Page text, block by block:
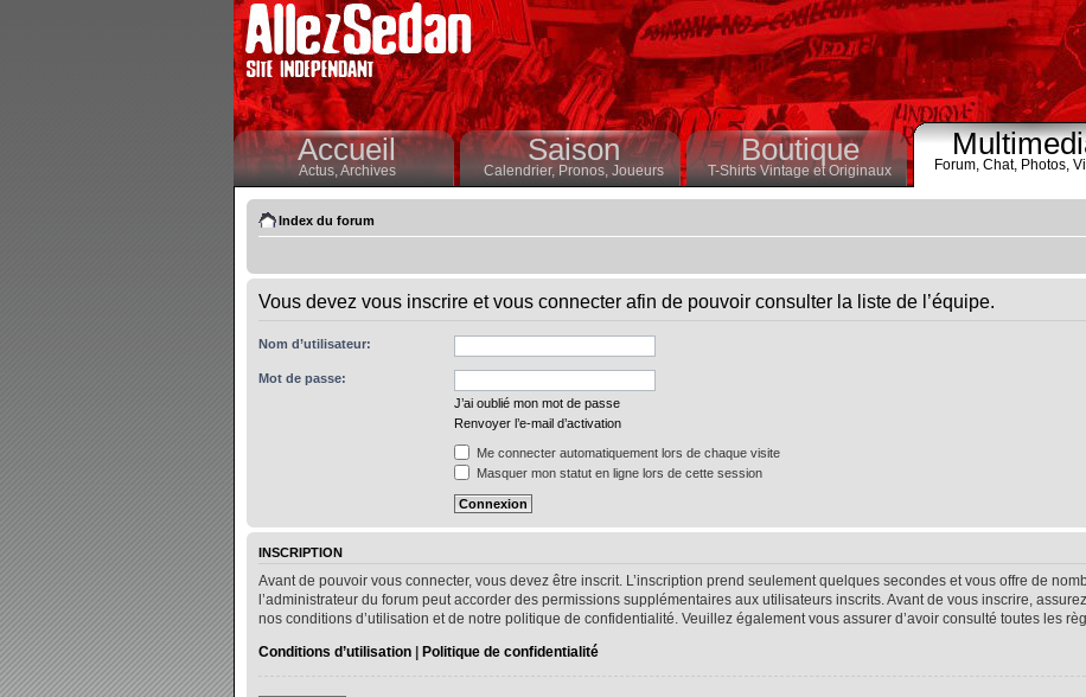
Accueil
Actus,Archives
Saison
Calendrier,Pronos, Joueurs
Boutique
T-Shirts Vintage et Originaux Forum, Chat, Photos,
Index du forum
Vous devez vous inscrire et vous connecter afin de pouvoir consulter la liste de l’équipe.
Nom d’utilisateur:
Mot de passe:
J’ai oublié mon mot de passe
Renvoyer l’e-mail d’activation
Me connecter automatiquement lors de chaque visite
Masquer mon statut en ligne lors de cette session
INSCRIPTION
Avant de pouvoir vous connecter, vous devez être inscrit. L’inscription prend seulement quelques secondes et vous offre de
l’administrateur du forum peut accorder des permissions supplémentaires aux utilisateurs inscrits. Avant de vous inscrire,
nos conditions d’utilisation et de notre politique de confidentialité. Veuillez également vous assurer d’avoir consulté toutes les
Conditions d’utilisation | Politique de confidentialité